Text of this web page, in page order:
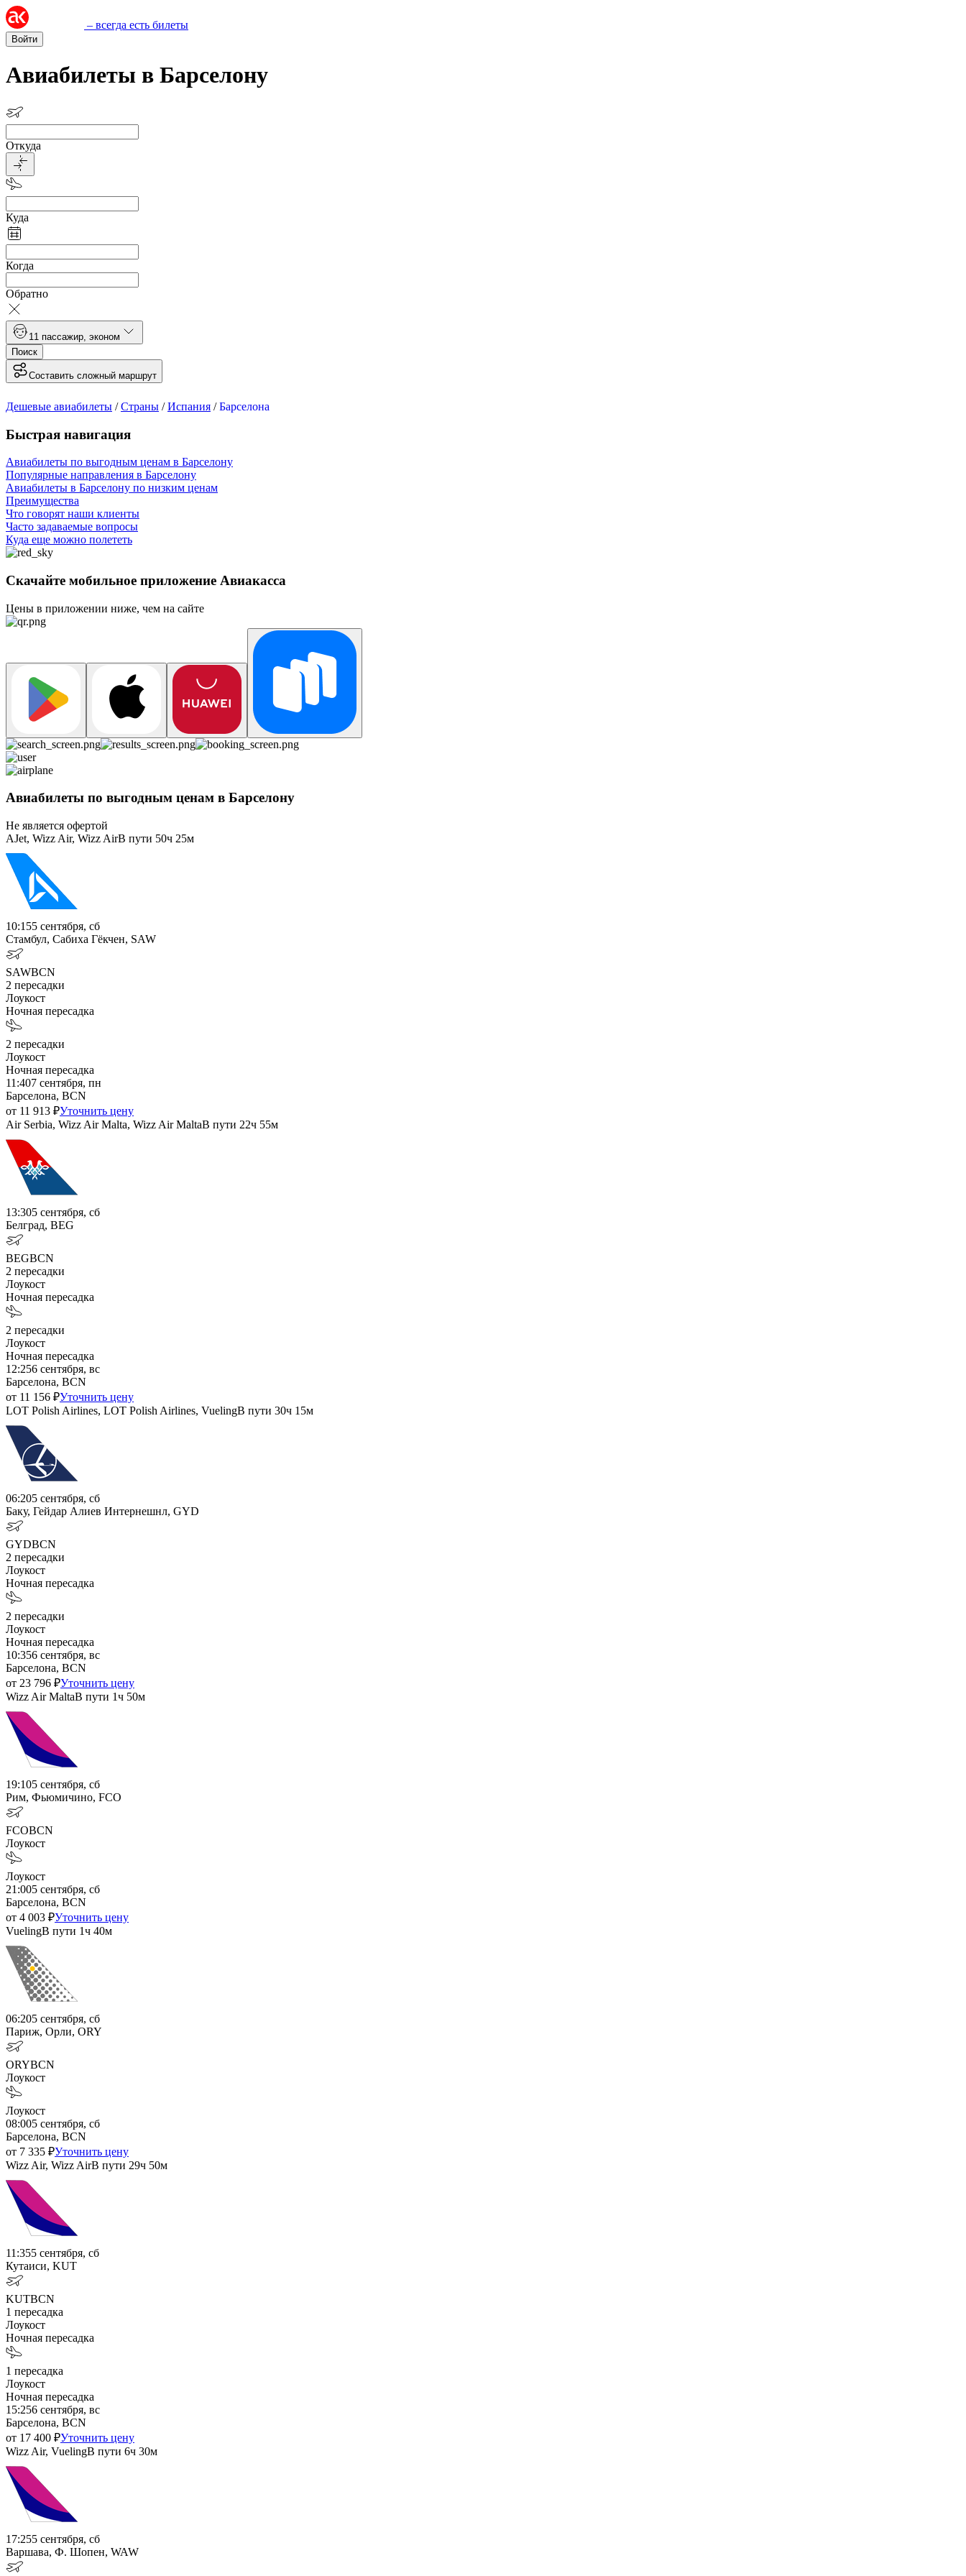
– всегда есть билеты
Войти
Авиабилеты в Барселону
Откуда
Куда
Когда
Обратно
1 1 пассажир эконом
Поиск
Составить сложный маршрут
Дешевые авиабилеты /Страны /Испания /Барселона
Быстрая навигация
Авиабилеты по выгодным ценам в Барселону
Популярные направления в Барселону
Авиабилеты в Барселону по низким ценам
Преимущества
Что говорят наши клиенты
Часто задаваемые вопросы
Куда еще можно полететь
Скачайте мобильное приложение Авиакасса
Цены в приложении ниже, чем на сайте
Авиабилеты по выгодным ценам в Барселону
Не является офертой
AJet, Wizz Air, Wizz AirВ пути 50ч 25м
10:155 сентября, сб
Стамбул, Сабиха Гёкчен, SAW
SAWBCN
2 пересадки
Лоукост
Ночная пересадка
2 пересадки
Лоукост
Ночная пересадка
11:407 сентября, пн
Барселона, BCN
от 11 913 ₽Уточнить цену
Air Serbia, Wizz Air Malta, Wizz Air MaltaВ пути 22ч 55м
13:305 сентября, сб
Белград, BEG
BEGBCN
2 пересадки
Лоукост
Ночная пересадка
2 пересадки
Лоукост
Ночная пересадка
12:256 сентября, вс
Барселона, BCN
от 11 156 ₽Уточнить цену
LOT Polish Airlines, LOT Polish Airlines, VuelingВ пути 30ч 15м
06:205 сентября, сб
Баку, Гейдар Алиев Интернешнл, GYD
GYDBCN
2 пересадки
Лоукост
Ночная пересадка
2 пересадки
Лоукост
Ночная пересадка
10:356 сентября, вс
Барселона, BCN
от 23 796 ₽Уточнить цену
Wizz Air MaltaВ пути 1ч 50м
19:105 сентября, сб
Рим, Фьюмичино, FCO
FCOBCN
Лоукост
Лоукост
21:005 сентября, сб
Барселона, BCN
от 4 003 ₽Уточнить цену
VuelingВ пути 1ч 40м
06:205 сентября, сб
Париж, Орли, ORY
ORYBCN
Лоукост
Лоукост
08:005 сентября, сб
Барселона, BCN
от 7 335 ₽Уточнить цену
Wizz Air, Wizz AirВ пути 29ч 50м
11:355 сентября, сб
Кутаиси, KUT
KUTBCN
1 пересадка
Лоукост
Ночная пересадка
1 пересадка
Лоукост
Ночная пересадка
15:256 сентября, вс
Барселона, BCN
от 17 400 ₽Уточнить цену
Wizz Air, VuelingВ пути 6ч 30м
17:255 сентября, сб
Варшава, Ф. Шопен, WAW